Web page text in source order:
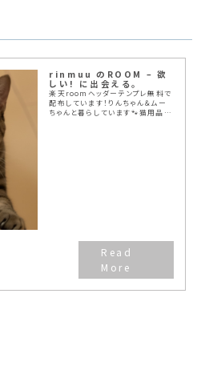
rinmuu のROOM – 欲
しい! に出会える。
楽天roomヘッダーテンプレ無料で
配布しています！りんちゃん＆ムー
ちゃんと暮らしています🐾猫用品や